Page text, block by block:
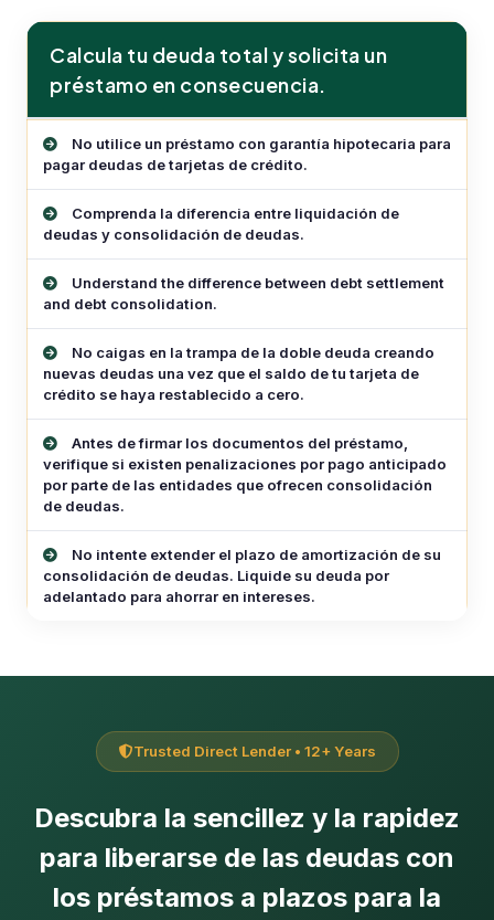
Calcula tu deuda total y solicita un
préstamo en consecuencia.
No utilice un préstamo con garantía hipotecaria para
pagar deudas de tarjetas de crédito.
Comprenda la diferencia entre liquidación de
deudas y consolidación de deudas.
Understand the difference between debt settlement
and debt consolidation.
No caigas en la trampa de la doble deuda creando
nuevas deudas una vez que el saldo de tu tarjeta de
crédito se haya restablecido a cero.
Antes de firmar los documentos del préstamo,
verifique si existen penalizaciones por pago anticipado
por parte de las entidades que ofrecen consolidación
de deudas.
No intente extender el plazo de amortización de su
consolidación de deudas. Liquide su deuda por
adelantado para ahorrar en intereses.
Trusted Direct Lender • 12+ Years
Descubra la sencillez y la rapidez
para liberarse de las deudas con
los préstamos a plazos para la